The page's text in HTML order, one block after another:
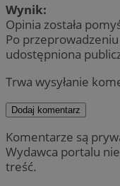
Wynik:
Opinia została
Po
udostępniona
Trwa wysyłanie
Dodaj komentarz
Komentarze są
Wydawca portalu
treść.